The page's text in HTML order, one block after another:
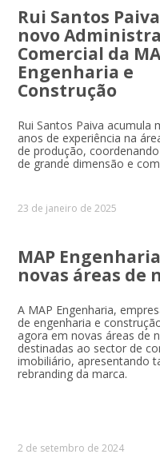
Rui Santos
novo
Comercial da
Engenharia e
Construção
Rui Santos Paiva acumula
anos de experiência na
de produção,
de grande dimensão e
23 de janeiro de 2025
MAP
novas áreas de
A MAP Engenharia,
de engenharia e
agora em novas áreas de
destinadas ao sector de
imobiliário, apresentando
rebranding da marca.
2 de setembro de 2024